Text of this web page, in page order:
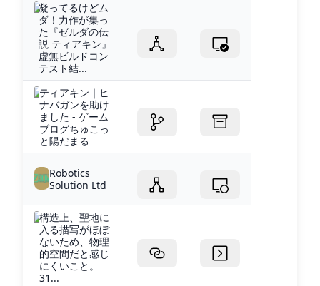
凝ってるけどム
ダ！力作が集っ
た『ゼルダの伝
説 ティアキン』
虚無ビルドコン
テスト結...
ティアキン｜ヒ
ナバガンを助け
ました - ゲーム
ブログちゅこっ
と陽だまる
Robotics
Solution Ltd
構造上、聖地に
入る描写がほぼ
ないため、物理
的空間だと感じ
にくいこと。
31...